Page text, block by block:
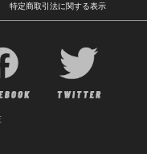
特定商取引法に関する表示